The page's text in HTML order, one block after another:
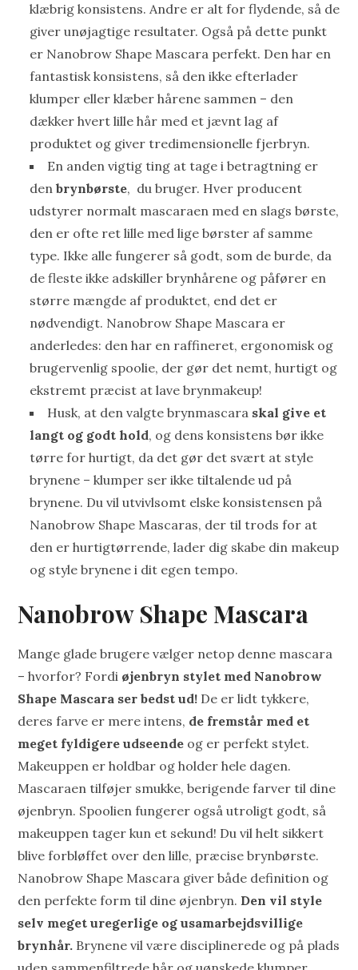
klæbrig konsistens. Andre er alt for flydende, så de
giver unøjagtige resultater. Også på dette punkt
er Nanobrow Shape Mascara perfekt. Den har en
fantastisk konsistens, så den ikke efterlader
klumper eller klæber hårene sammen – den
dækker hvert lille hår med et jævnt lag af
produktet og giver tredimensionelle fjerbryn.
En anden vigtig ting at tage i betragtning er
denbrynbørste, du bruger. Hver producent
udstyrer normalt mascaraen med en slags børste,
den er ofte ret lille med lige børster af samme
type. Ikke alle fungerer så godt, som de burde, da
de fleste ikke adskiller brynhårene og påfører en
større mængde af produktet, end det er
nødvendigt. Nanobrow Shape Mascara er
anderledes: den har en raffineret, ergonomisk og
brugervenlig spoolie, der gør det nemt, hurtigt og
ekstremt præcist at lave brynmakeup!
Husk, at den valgte brynmascara skal give et
langt og godt hold, og dens konsistens bør ikke
tørre for hurtigt, da det gør det svært at style
brynene – klumper ser ikke tiltalende ud på
brynene. Du vil utvivlsomt elske konsistensen på
Nanobrow Shape Mascaras, der til trods for at
den er hurtigtørrende, lader dig skabe din makeup
og style brynene i dit egen tempo.
Nanobrow Shape Mascara
Mange glade brugere vælger netop denne mascara
– hvorfor? Fordi øjenbryn stylet med Nanobrow
Shape Mascara ser bedst ud! De er lidt tykkere,
deres farve er mere intens, de fremstår med et
meget fyldigere udseende og er perfekt stylet.
Makeuppen er holdbar og holder hele dagen.
Mascaraen tilføjer smukke, berigende farver til dine
øjenbryn. Spoolien fungerer også utroligt godt, så
makeuppen tager kun et sekund! Du vil helt sikkert
blive forbløffet over den lille, præcise brynbørste.
Nanobrow Shape Mascara giver både definition og
den perfekte form til dine øjenbryn. Den vil style
selv meget uregerlige og usamarbejdsvillige
brynhår. Brynene vil være disciplinerede og på plads